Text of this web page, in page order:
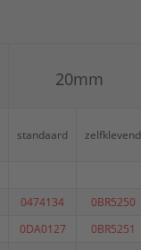
20mm
standaard zelfklevend
0474134
0BR5250
0DA0127
0BR5251